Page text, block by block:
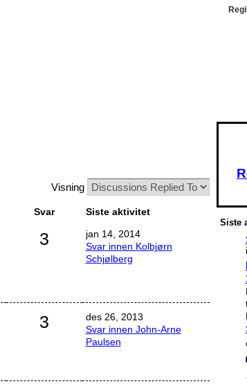
Visning
Svar Siste aktivitet
3
jan 14, 2014
Svar innen Kolbjørn
Schjølberg
3
des 26, 2013
Svar innen John-Arne
Paulsen
Siste